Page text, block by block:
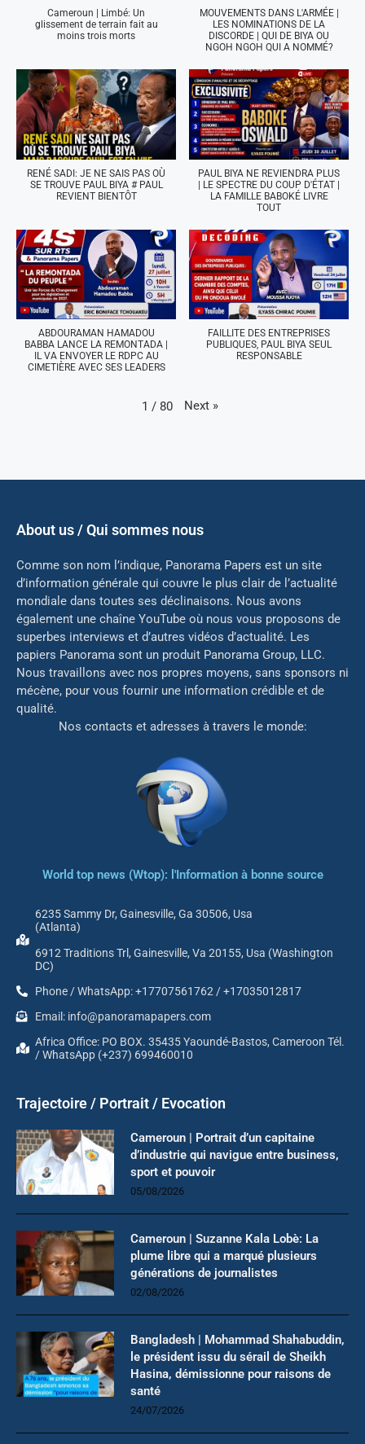
Cameroun | Limbé: Un
glissement de terrain fait au
moins trois morts
MOUVEMENTS DANS L'ARMÉE |
LES NOMINATIONS DE LA
DISCORDE | QUI DE BIYA OU
NGOH NGOH QUI A NOMMÉ?
RENÉ SADI: JE NE SAIS PAS OÙ
SE TROUVE PAUL BIYA # PAUL
REVIENT BIENTÔT
PAUL BIYA NE REVIENDRA PLUS
| LE SPECTRE DU COUP D'ÉTAT |
LA FAMILLE BABOKÉ LIVRE
TOUT
ABDOURAMAN HAMADOU
BABBA LANCE LA REMONTADA |
IL VA ENVOYER LE RDPC AU
CIMETIÈRE AVEC SES LEADERS
FAILLITE DES ENTREPRISES
PUBLIQUES, PAUL BIYA SEUL
RESPONSABLE
1 / 80 Next »
About us / Qui sommes nous
Comme son nom l’indique, Panorama Papers est un site
d’information générale qui couvre le plus clair de l’actualité
mondiale dans toutes ses déclinaisons. Nous avons
également une chaîne YouTube où nous vous proposons de
superbes interviews et d’autres vidéos d’actualité. Les
papiers Panorama sont un produit Panorama Group, LLC.
Nous travaillons avec nos propres moyens, sans sponsors ni
mécène, pour vous fournir une information crédible et de
qualité.
Nos contacts et adresses à travers le monde:
World top news (Wtop): l'Information à bonne source
6235 Sammy Dr, Gainesville, Ga 30506, Usa
(Atlanta)
6912 Traditions Trl, Gainesville, Va 20155, Usa (Washington
DC)
Phone / WhatsApp: +17707561762 / +17035012817
Email: info@panoramapapers.com
Africa Office: PO BOX. 35435 Yaoundé-Bastos, Cameroon Tél.
/ WhatsApp (+237) 699460010
Trajectoire / Portrait / Evocation
Cameroun | Portrait d’un capitaine
d’industrie qui navigue entre business,
sport et pouvoir
05/08/2026
Cameroun | Suzanne Kala Lobè: La
plume libre qui a marqué plusieurs
générations de journalistes
02/08/2026
Bangladesh | Mohammad Shahabuddin,
le président issu du sérail de Sheikh
Hasina, démissionne pour raisons de
santé
24/07/2026